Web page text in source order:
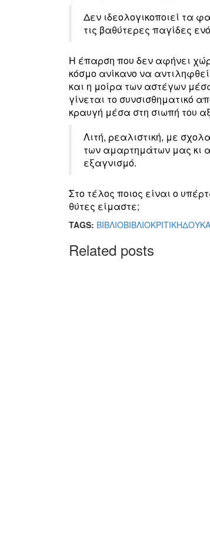
Δεν ιδεολογικοποιεί τα
τις βαθύτερες παγίδες
Η έπαρση που δεν αφήνει
κόσμο ανίκανο να
και η μοίρα των αστέγων
γίνεται το συνσισθηματικό
κραυγή μέσα στη σιωπή του
Λιτή, ρεαλιστική, με
των αμαρτημάτων μας κι
εξαγνισμό.
Στο τέλος ποιος είναι ο
θύτες είμαστε;
TAGS: ΒΙΒΛΙΟΒΙΒΛΙΟΚΡΙΤΙΚΗΔΟΥΚΑ
Related posts